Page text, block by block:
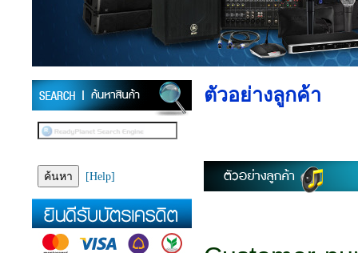
[Help]
ตัวอย่างลูกค้า